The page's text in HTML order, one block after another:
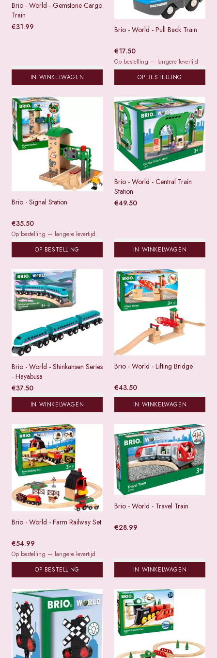
Brio - World - Gemstone Cargo
Train
€31.99
IN WINKELWAGEN
Brio - World - Pull Back Train
€17.50
Op bestelling — langere levertijd
OP BESTELLING
Brio - Signal Station
€35.50
Op bestelling — langere levertijd
OP BESTELLING
Brio - World - Central Train
Station
€49.50
IN WINKELWAGEN
Brio - World - Shinkansen Series
- Hayabusa
€37.50
IN WINKELWAGEN
Brio - World - Lifting Bridge
€43.50
IN WINKELWAGEN
Brio - World - Farm Railway Set
€54.99
Op bestelling — langere levertijd
OP BESTELLING
Brio - World - Travel Train
€28.99
IN WINKELWAGEN